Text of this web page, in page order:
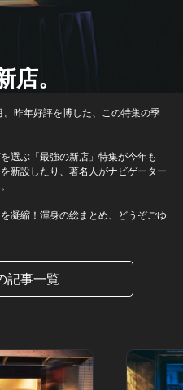
。
昨年好評を博した、この特集の季
選ぶ「最強の新店」特集が今年も
新設したり、著名人がナビゲーター
凝縮！渾身の総まとめ、どうぞごゆ
記事一覧